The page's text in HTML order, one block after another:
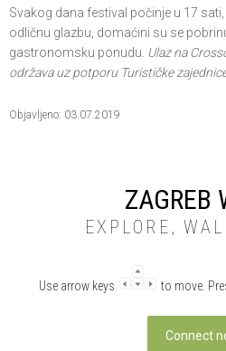
Svakog dana festival počinje u 17
odličnu glazbu, domaćini su se
gastronomsku ponudu. Ulaz na
održava uz potporu Turističke
Objavljeno: 03.07.2019
ZAGREB
EXPLORE,
Use arrow keys to move.
Connect